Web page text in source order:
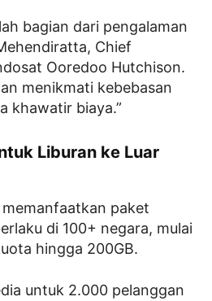
bagian dari pengalaman
Chief
Ooredoo Hutchison.
menikmati kebebasan
khawatir biaya.”
Liburan ke Luar
paket
di 100+ negara, mulai
hingga 200GB.
untuk 2.000 pelanggan